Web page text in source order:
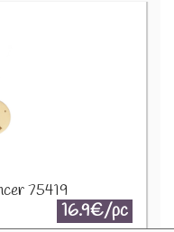
75419
16.9€/pc